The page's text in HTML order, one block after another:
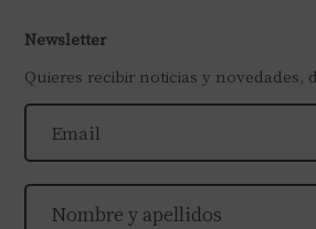
Newsletter
Quieres recibir noticias y novedades,